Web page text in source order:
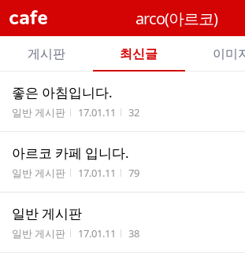
cafe arco(아르코)
카
페
메
뉴
게시판 최신글 이미
전
체
글
리
좋은 아침입니다.
게시판명
일반 게시판 작성시간
17.01.11 조회수
32
아르코 카페 입니다.
게시판명
일반 게시판 작성시간
17.01.11 조회수
79
일반 게시판
게시판명
일반 게시판 작성시간
17.01.11 조회수
38